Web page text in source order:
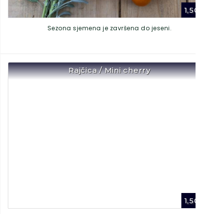
1,50
Sezona sjemena je završena do jeseni.
Rajčica / Mini cherry
1,50